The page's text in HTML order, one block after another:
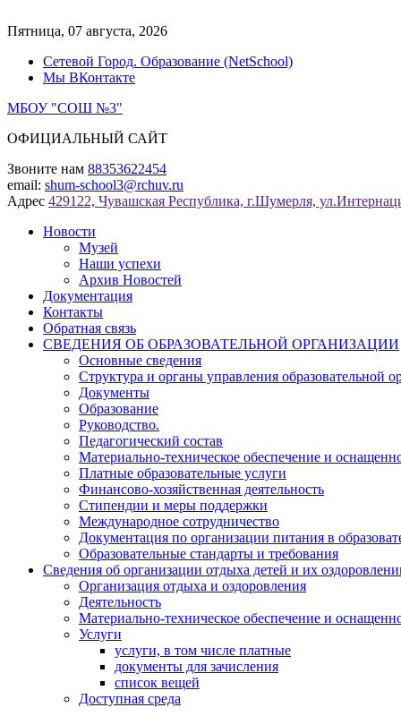
к
Пятница, 07 августа, 2026
Сетевой Город. Образование (NetSchool)
Мы ВКонтакте
МБОУ "СОШ №3"
ОФИЦИАЛЬНЫЙ САЙТ
Звоните нам 88353622454
email: shum-school3@rchuv.ru
Адрес 429122, Чувашская Республика, г.Шумерля,
Новости
Музей
Наши успехи
Архив Новостей
Документация
Контакты
Обратная связь
СВЕДЕНИЯ ОБ ОБРАЗОВАТЕЛЬНОЙ ОРГАНИЗАЦИИ
Основные сведения
Структура и органы управления образовательной
Документы
Образование
Руководство.
Педагогический состав
Материально-техническое обеспечение и
Платные образовательные услуги
Финансово-хозяйственная деятельность
Стипендии и меры поддержки
Международное сотрудничество
Документация по организации питания в
Образовательные стандарты и требования
Сведения об организации отдыха детей и их
Организация отдыха и оздоровления
Деятельность
Материально-техническое обеспечение и
Услуги
услуги, в том числе платные
документы для зачисления
список вещей
Доступная среда